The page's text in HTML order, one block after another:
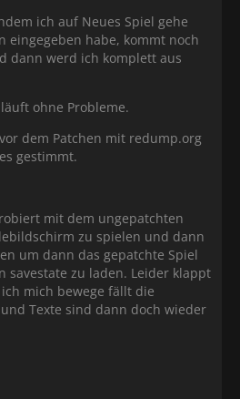
ich auf Neues Spiel gehe
eingegeben habe, kommt noch
dann werd ich komplett aus
ohne Probleme.
dem Patchen mit redump.org
gestimmt.
mit dem ungepatchten
zu spielen und dann
um dann das gepatchte Spiel
savestate zu laden. Leider klappt
mich bewege fällt die
Texte sind dann doch wieder